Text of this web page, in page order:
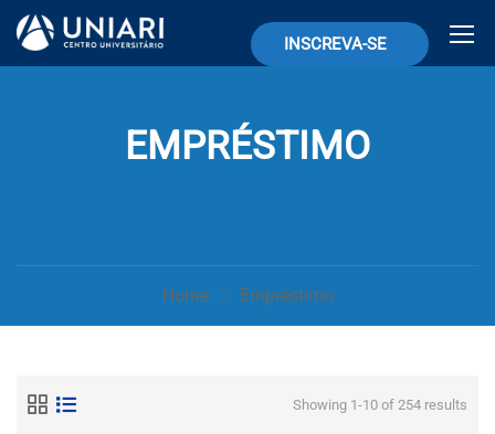
INSCREVA-SE
EMPRÉSTIMO
Home Empréstimo
Showing 1-10 of 254 results